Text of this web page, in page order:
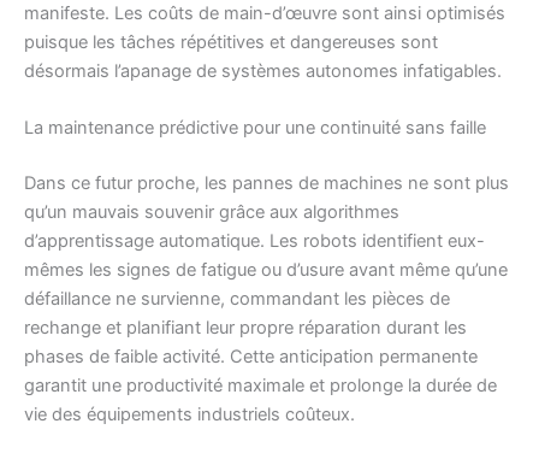
manifeste. Les coûts de main-d’œuvre sont ainsi optimisés
puisque les tâches répétitives et dangereuses sont
désormais l’apanage de systèmes autonomes infatigables.
La maintenance prédictive pour une continuité sans faille
Dans ce futur proche, les pannes de machines ne sont plus
qu’un mauvais souvenir grâce aux algorithmes
d’apprentissage automatique. Les robots identifient eux-
mêmes les signes de fatigue ou d’usure avant même qu’une
défaillance ne survienne, commandant les pièces de
rechange et planifiant leur propre réparation durant les
phases de faible activité. Cette anticipation permanente
garantit une productivité maximale et prolonge la durée de
vie des équipements industriels coûteux.